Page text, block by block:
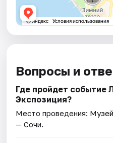
Вопросы и
Где пройдет событие
Экспозиция?
Место проведения:
— Сочи.